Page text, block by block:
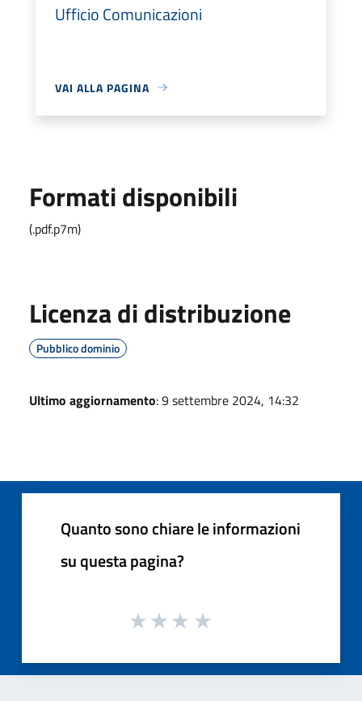
Ufficio Comunicazioni
VAI ALLA PAGINA
Formati disponibili
(.pdf.p7m)
Licenza di distribuzione
Pubblico dominio
Ultimo aggiornamento: 9 settembre 2024, 14:32
Quanto sono chiare le informazioni
su questa pagina?